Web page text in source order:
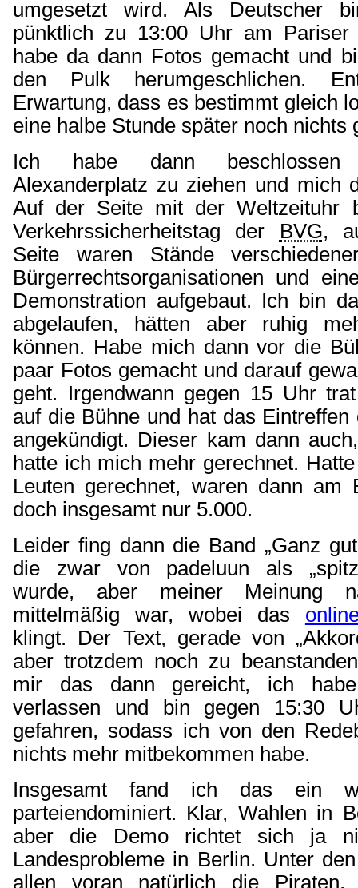
umgesetzt wird. Als Deutscher
pünktlich zu 13:00 Uhr am Pariser
habe da dann Fotos gemacht und
den Pulk herumgeschlichen.
Erwartung, dass es bestimmt gleich
eine halbe Stunde später noch nichts
Ich habe dann
Alexanderplatz zu ziehen und mich
Auf der Seite mit der Weltzeituhr
Verkehrssicherheitstag der BVG,
Seite waren Stände
Bürgerrechtsorganisationen und
Demonstration aufgebaut. Ich bin
abgelaufen, hätten aber ruhig
können. Habe mich dann vor die
paar Fotos gemacht und darauf
geht. Irgendwann gegen 15 Uhr
auf die Bühne und hat das Eintreffen
angekündigt. Dieser kam dann
hatte ich mich mehr gerechnet.
Leuten gerechnet, waren dann am
doch insgesamt nur 5.000.
Leider fing dann die Band „Ganz
die zwar von padeluun als
wurde, aber meiner Meinung
mittelmäßig war, wobei das
klingt. Der Text, gerade von
aber trotzdem noch zu
mir das dann gereicht, ich
verlassen und bin gegen 15:30
gefahren, sodass ich von den
nichts mehr mitbekommen habe.
Insgesamt fand ich das ein
parteiendominiert. Klar, Wahlen in
aber die Demo richtet sich ja
Landesprobleme in Berlin. Unter
allen voran natürlich die